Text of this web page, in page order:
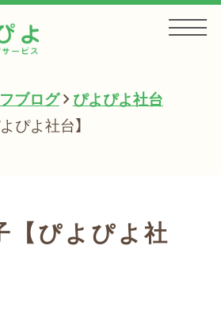
ブログ
ぴよぴよ社台
ぴよ社台】
【ぴよぴよ社